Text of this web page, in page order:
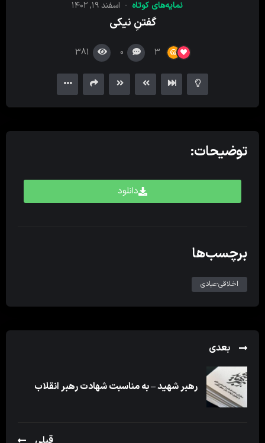
نمایه‌های کوتاه اسفند ۱۹, ۱۴۰۲
گفتنِ نیکی
3
0
381
توضیحات:
دانلود
برچسب‌ها
اخلاقی-عبادی
بعدی
رهبر شهید – به مناسبت شهادت رهبر انقلاب